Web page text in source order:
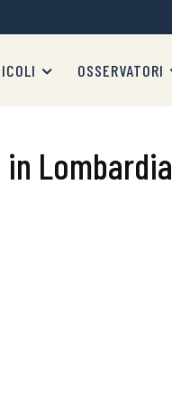
OSSERVATORI
Lombardia